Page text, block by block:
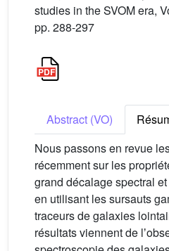
studies in the SVOM era,
pp. 288-297
Abstract (VO)
Nous passons en revue
récemment sur les
grand décalage spectral
en utilisant les sursauts
traceurs de galaxies
résultats viennent de